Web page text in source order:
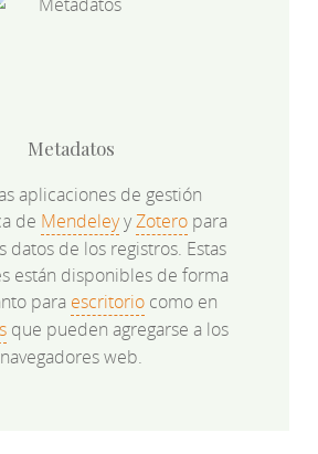
Metadatos
aplicaciones de gestión
de MendeleyyZoteropara
datos de los registros. Estas
están disponibles de forma
para escritorio como en
que pueden agregarse a los
navegadores web.